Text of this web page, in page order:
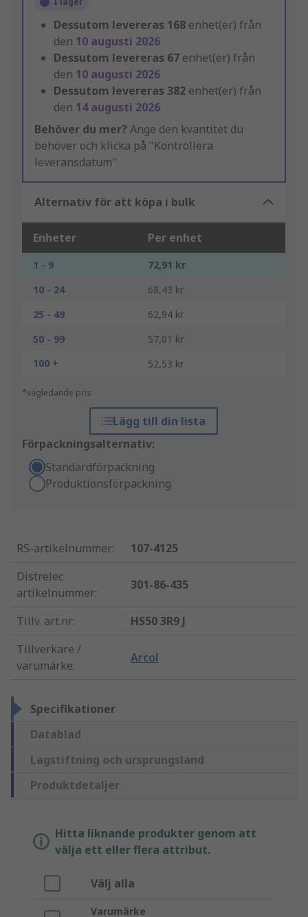
Dessutom levereras 168 enhet(er) från
den 10 augusti 2026
Dessutom levereras 67 enhet(er) från
den 10 augusti 2026
Dessutom levereras 382 enhet(er) från
den 14 augusti 2026
Behöver du mer? Ange den kvantitet du
behöver och klicka på "Kontrollera
leveransdatum"
Alternativ för att köpa i bulk
Enheter Per enhet
1 - 9
72,91 kr
10 - 24
68,43 kr
25 - 49
62,94 kr
50 - 99
57,01 kr
100 +
52,53 kr
*vägledande pris
Lägg till din lista
Förpackningsalternativ:
Standardförpackning
Produktionsförpackning
RS-artikelnummer:
107-4125
Distrelec
artikelnummer:
301-86-435
Tillv. art.nr:
HS50 3R9 J
Tillverkare /
varumärke:
Arcol
Specifikationer
Datablad
Lagstiftning och ursprungsland
Produktdetaljer
Hitta liknande produkter genom att
välja ett eller flera attribut.
Välj alla
Varumärke